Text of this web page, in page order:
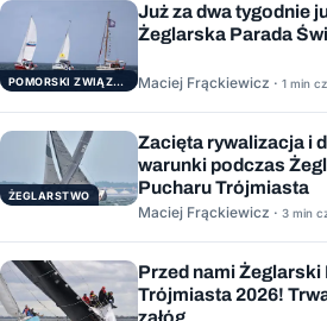
POMORSKI ZWIĄZEK ŻEGLARSKI
Już za dwa tygodnie
Żeglarska Parada
Maciej Frąckiewicz · 1 min
ŻEGLARSTWO
Zacięta rywalizacja i
warunki podczas
Pucharu Trójmiasta
Maciej Frąckiewicz · 3 min
Przed nami Żeglarski
Trójmiasta 2026!
załóg